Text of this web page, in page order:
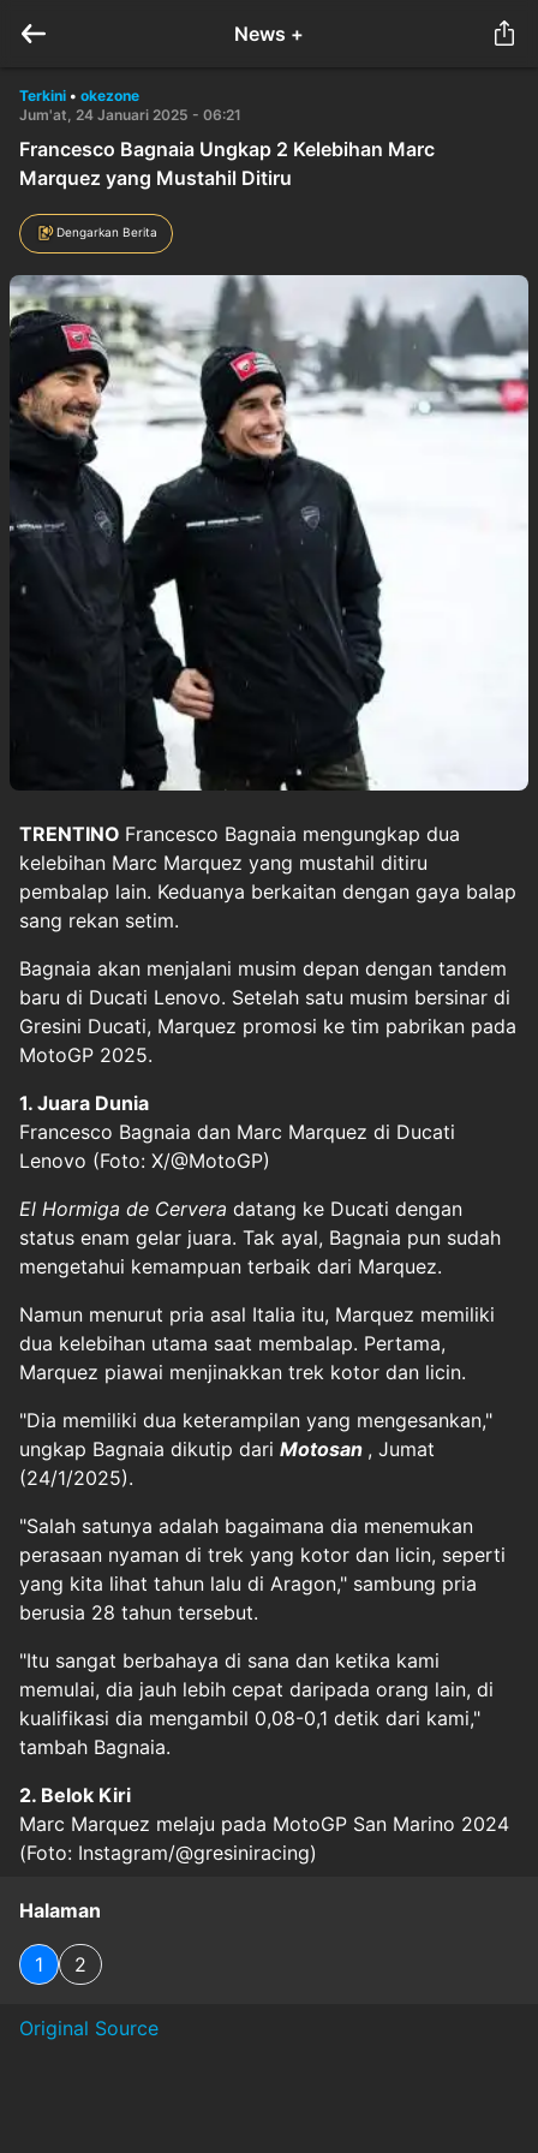
News +
Terkini • okezone
Jum'at, 24 Januari 2025 - 06:21
Francesco Bagnaia Ungkap 2 Kelebihan Marc
Marquez yang Mustahil Ditiru
Dengarkan Berita
TRENTINO Francesco Bagnaia mengungkap dua
kelebihan Marc Marquez yang mustahil ditiru
pembalap lain. Keduanya berkaitan dengan gaya balap
sang rekan setim.
Bagnaia akan menjalani musim depan dengan tandem
baru di Ducati Lenovo. Setelah satu musim bersinar di
Gresini Ducati, Marquez promosi ke tim pabrikan pada
MotoGP 2025.
1. Juara Dunia
Francesco Bagnaia dan Marc Marquez di Ducati
Lenovo (Foto: X/@MotoGP)
El Hormiga de Cervera datang ke Ducati dengan
status enam gelar juara. Tak ayal, Bagnaia pun sudah
mengetahui kemampuan terbaik dari Marquez.
Namun menurut pria asal Italia itu, Marquez memiliki
dua kelebihan utama saat membalap. Pertama,
Marquez piawai menjinakkan trek kotor dan licin.
"Dia memiliki dua keterampilan yang mengesankan,"
ungkap Bagnaia dikutip dari Motosan , Jumat
(24/1/2025).
"Salah satunya adalah bagaimana dia menemukan
perasaan nyaman di trek yang kotor dan licin, seperti
yang kita lihat tahun lalu di Aragon," sambung pria
berusia 28 tahun tersebut.
"Itu sangat berbahaya di sana dan ketika kami
memulai, dia jauh lebih cepat daripada orang lain, di
kualifikasi dia mengambil 0,08-0,1 detik dari kami,"
tambah Bagnaia.
2. Belok Kiri
Marc Marquez melaju pada MotoGP San Marino 2024
(Foto: Instagram/@gresiniracing)
Halaman
1 2
Original Source